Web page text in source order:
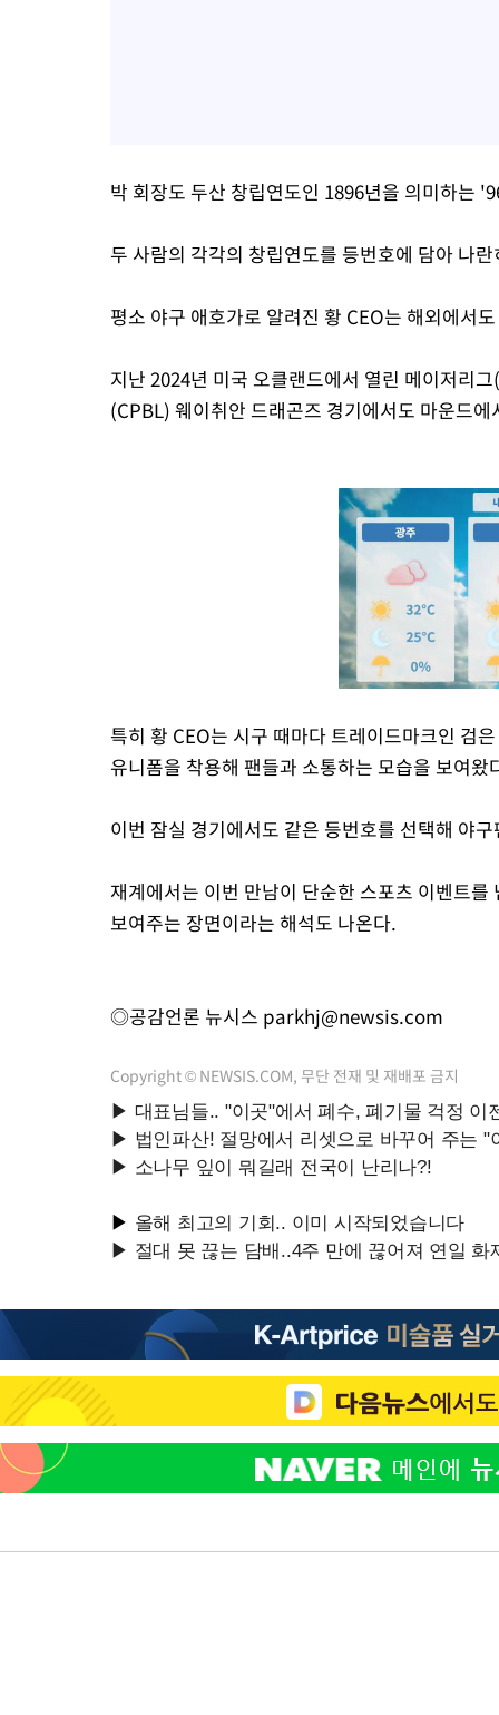
박 회장도 두산 창립연도인 1896년을 의미하는
두 사람의 각각의 창립연도를 등번호에 담아 나
평소 야구 애호가로 알려진 황 CEO는 해외에서
지난 2024년 미국 오클랜드에서 열린 메이저리
(CPBL) 웨이취안 드래곤즈 경기에서도 마운드에
특히 황 CEO는 시구 때마다 트레이드마크인 검
유니폼을 착용해 팬들과 소통하는 모습을 보여왔
이번 잠실 경기에서도 같은 등번호를 선택해 야
재계에서는 이번 만남이 단순한 스포츠 이벤트
보여주는 장면이라는 해석도 나온다.
◎공감언론 뉴시스 parkhj@newsis.com
Copyright © NEWSIS.COM, 무단 전재 및 재배포 금지